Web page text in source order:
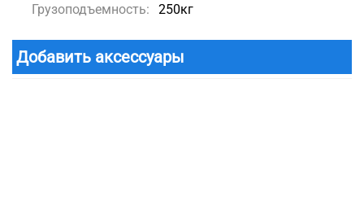
Грузоподъемность:
250кг
Добавить аксессуары